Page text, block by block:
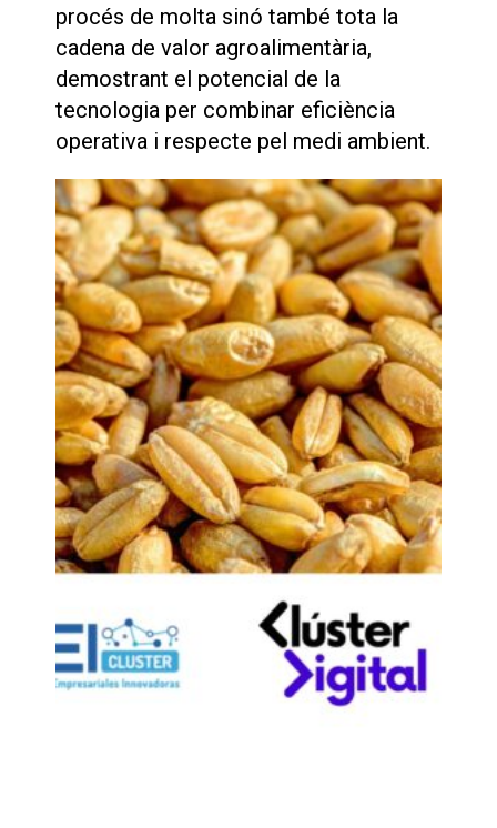
procés de molta sinó també tota la
cadena de valor agroalimentària,
demostrant el potencial de la
tecnologia per combinar eficiència
operativa i respecte pel medi ambient.